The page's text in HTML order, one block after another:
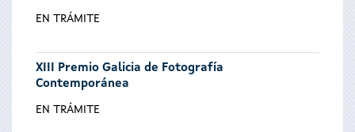
EN TRÁMITE
XIII Premio Galicia de Fotografía
Contemporánea
EN TRÁMITE